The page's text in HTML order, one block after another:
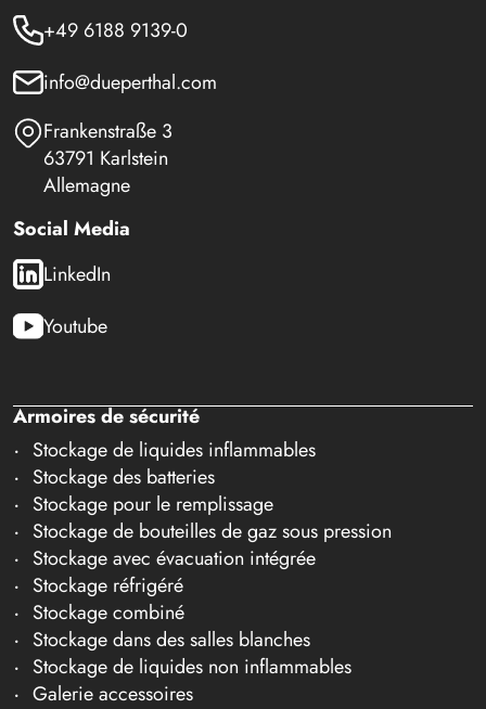
+49 6188 9139-0
info@dueperthal.com
Frankenstraße 3
63791 Karlstein
Allemagne
Social Media
LinkedIn
Youtube
Armoires de sécurité
Stockage de liquides inflammables
Stockage des batteries
Stockage pour le remplissage
Stockage de bouteilles de gaz sous pression
Stockage avec évacuation intégrée
Stockage réfrigéré
Stockage combiné
Stockage dans des salles blanches
Stockage de liquides non inflammables
Galerie accessoires